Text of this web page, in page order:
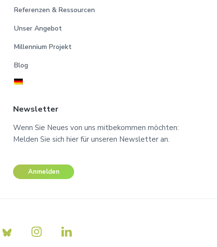
Referenzen & Ressourcen
Unser Angebot
Millennium Projekt
Blog
Newsletter
Wenn Sie Neues von uns mitbekommen möchten:
Melden Sie sich hier für unseren Newsletter an.
Anmelden